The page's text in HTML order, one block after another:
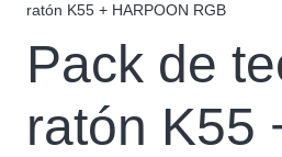
ratón K55 + HARPOON RGB
Pack de
ratón K55